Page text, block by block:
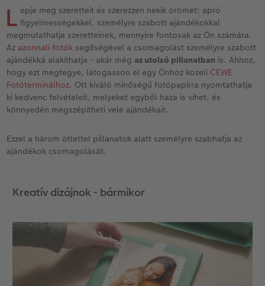
CEWE myPhotos
Fényképtároló dobozok
Fotócsomagok
Fotómatrica
Azonnali fotókidolgozás
Kiegészítők
Hexxas
Fafotó
Többrészes fali dekoráció
Fotókollázsok
XXL Retró fotó
Art Prints
Fényképes naptárak
CEWE FOTÓKÖNYV Kids
CEWE myPhotos
Egyedi ajándékötletek
Ajándékötletek szeretteinek
Utazás
Esküvő
L epje meg szeretteit és szerezzen nekik örömet: apró
figyelmességekkel, személyre szabott ajándékokkal
megmutathatja szeretteinek, mennyire fontosak az Ön számára.
Az azonnali fotók segítségével a csomagolást személyre szabott
ajándékká alakíthatja - akár mégaz utolsó pillanatban is. Ahhoz,
hogy ezt megtegye, látogasson el egy Önhöz közeli CEWE
Fotóterminálhoz. Ott kiváló minőségű fotópapírra nyomtathatja
ki kedvenc felvételeit, melyeket egyből haza is vihet, és
könnyedén megszépítheti vele ajándékait.
Ezzel a három ötlettel pillanatok alatt személyre szabhatja az
ajándékok csomagolását.
Kreatív dizájnok - bármikor